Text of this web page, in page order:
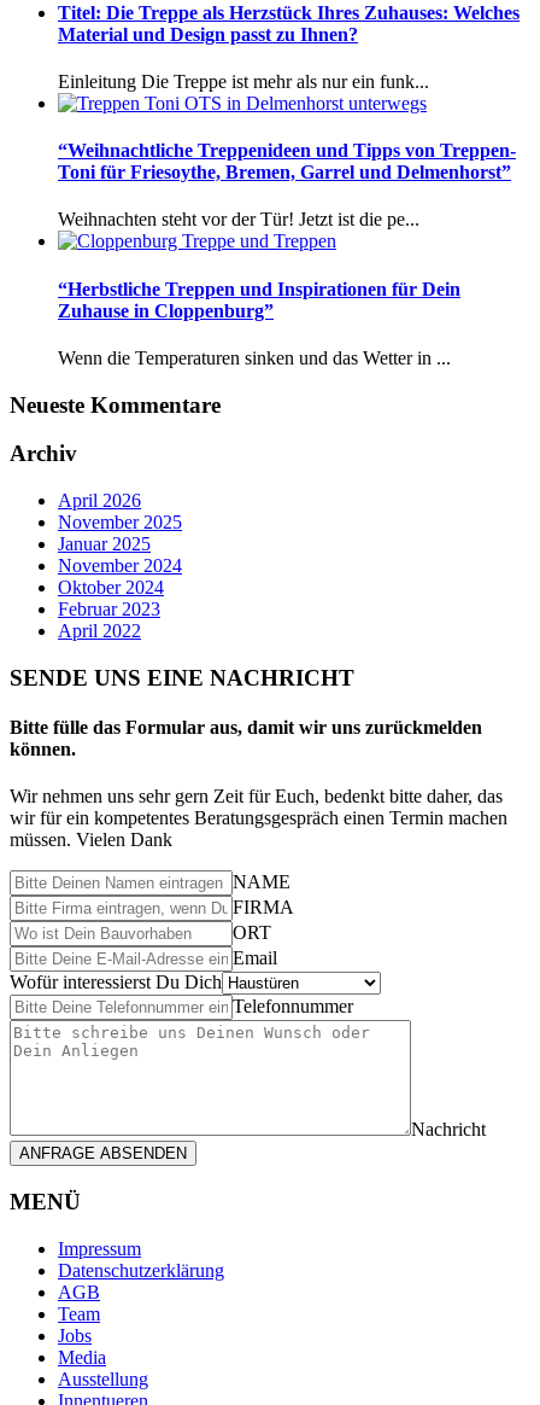
Titel: Die Treppe als Herzstück Ihres Zuhauses: Welches
Material und Design passt zu Ihnen?
Einleitung Die Treppe ist mehr als nur ein funk...
“Weihnachtliche Treppenideen und Tipps von Treppen-
Toni für Friesoythe, Bremen, Garrel und Delmenhorst”
Weihnachten steht vor der Tür! Jetzt ist die pe...
“Herbstliche Treppen und Inspirationen für Dein
Zuhause in Cloppenburg”
Wenn die Temperaturen sinken und das Wetter in ...
Neueste Kommentare
Archiv
April 2026
November 2025
Januar 2025
November 2024
Oktober 2024
Februar 2023
April 2022
SENDE UNS EINE NACHRICHT
Bitte fülle das Formular aus, damit wir uns zurückmelden
können.
Wir nehmen uns sehr gern Zeit für Euch, bedenkt bitte daher, das
wir für ein kompetentes Beratungsgespräch einen Termin machen
müssen. Vielen Dank
NAME
FIRMA
ORT
Email
Wofür interessierst Du Dich
Telefonnummer
Nachricht
ANFRAGE ABSENDEN
MENÜ
Impressum
Datenschutzerklärung
AGB
Team
Jobs
Media
Ausstellung
Innentueren